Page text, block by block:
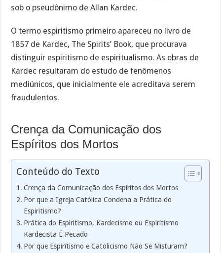
sob o pseudônimo de Allan Kardec.
O termo espiritismo primeiro apareceu no livro de
1857 de Kardec, The Spirits’ Book, que procurava
distinguir espiritismo de espiritualismo. As obras de
Kardec resultaram do estudo de fenômenos
mediúnicos, que inicialmente ele acreditava serem
fraudulentos.
Crença da Comunicação dos
Espíritos dos Mortos
Conteúdo do Texto
Crença da Comunicação dos Espíritos dos Mortos
Por que a Igreja Católica Condena a Prática do
Espiritismo?
Prática do Espiritismo, Kardecismo ou Espiritismo
Kardecista É Pecado
Por que Espiritismo e Catolicismo Não Se Misturam?